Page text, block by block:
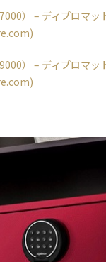
） – ディプロマッ
） – ディプロマッ